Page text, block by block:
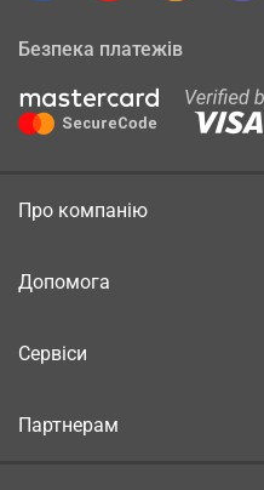
Безпека платежів
Про компанію
Допомога
Сервіси
Партнерам